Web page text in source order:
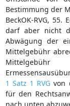
Bestimmung der
BeckOK-RVG, 55.
darf aber nicht
Abwägung der
Mittelgebühr
1 Satz 1 RVG von
für den
nach unten